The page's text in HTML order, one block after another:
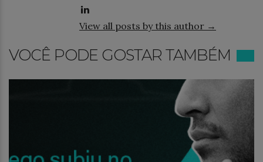
View all posts by this author →
VOCÊ PODE GOSTAR TAMBÉM